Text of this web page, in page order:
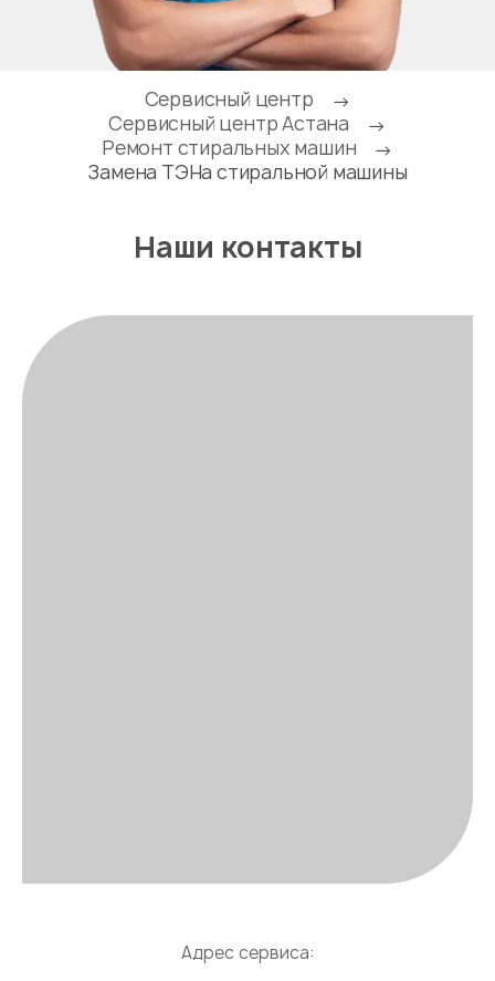
Сервисный центр
→
Сервисный центр Астана
→
Ремонт стиральных машин
→
Замена ТЭНа стиральной машины
Наши контакты
Адрес сервиса: